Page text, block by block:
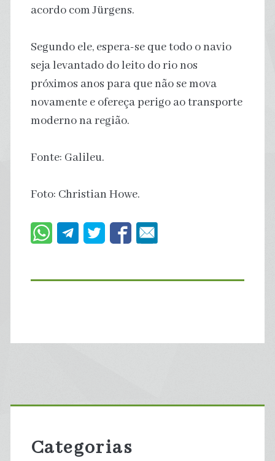
acordo com Jürgens.
Segundo ele, espera-se que todo o navio
seja levantado do leito do rio nos
próximos anos para que não se mova
novamente e ofereça perigo ao transporte
moderno na região.
Fonte: Galileu.
Foto: Christian Howe.
Primary
Sidebar
Categorias